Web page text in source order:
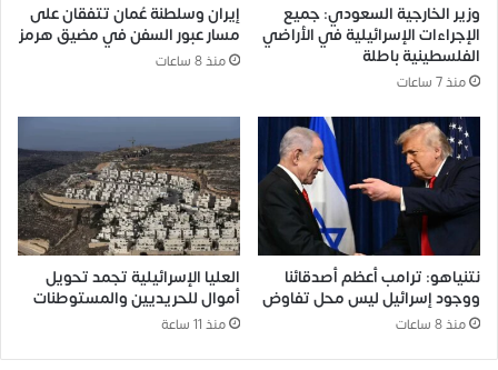
وزير الخارجية السعودي: جميع
الإجراءات الإسرائيلية في الأراضي
الفلسطينية باطلة
منذ 7 ساعات
إيران وسلطنة عُمان تتفقان على
مسار عبور السفن في مضيق هرمز
منذ 8 ساعات
نتنياهو: ترامب أعظم أصدقائنا
ووجود إسرائيل ليس محل تفاوض
منذ 8 ساعات
العليا الإسرائيلية تجمد تحويل
أموال للحريديين والمستوطنات
منذ 11 ساعة